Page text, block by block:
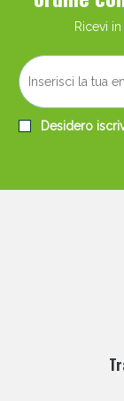
Ricevi
Desidero